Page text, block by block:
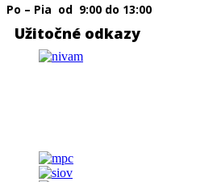
Po – Pia od 9:00 do 13:00
Užitočné odkazy